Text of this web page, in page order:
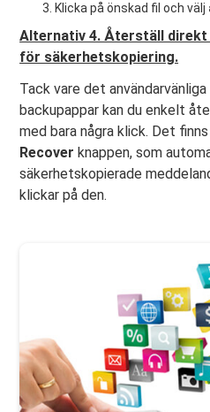
Klicka på önskad fil och välj
Alternativ 4. Återställ
för säkerhetskopiering.
Tack vare det
backupappar kan du enkelt
med bara några klick. Det
Recover knappen, som
säkerhetskopierade
klickar på den.